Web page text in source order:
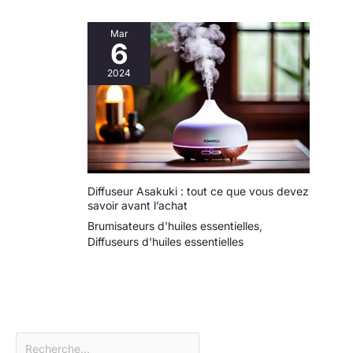
Mar
6
2024
Diffuseur Asakuki : tout ce que vous devez
savoir avant l’achat
Brumisateurs d'huiles essentielles,
Diffuseurs d'huiles essentielles